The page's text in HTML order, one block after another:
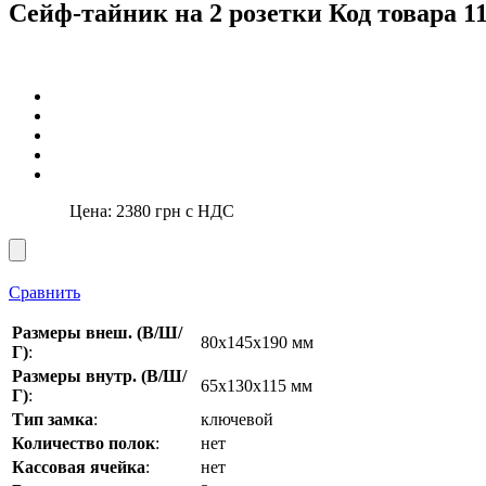
Сейф-тайник на 2 розетки Код товара
Цена: 2380 грн с НДС
Сравнить
Размеры внеш. (В/Ш/
Г):
80x145x190 мм
Размеры внутр. (В/Ш/
Г):
65х130х115 мм
Тип замка:
ключевой
Количество полок:
нет
Кассовая ячейка:
нет